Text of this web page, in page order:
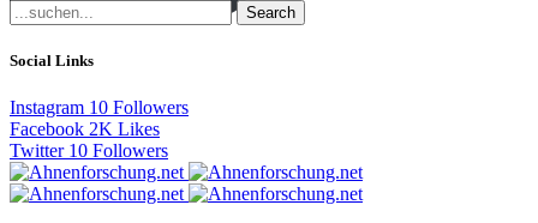
Search
Social Links
Instagram 10 Followers
Facebook 2K Likes
Twitter 10 Followers